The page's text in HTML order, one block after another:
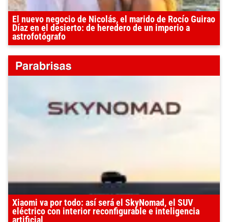
El nuevo negocio de Nicolás, el marido de Rocío Guirao
Díaz en el desierto: de heredero de un imperio a
astrofotógrafo
Xiaomi va por todo: así será el SkyNomad, el SUV
eléctrico con interior reconfigurable e inteligencia